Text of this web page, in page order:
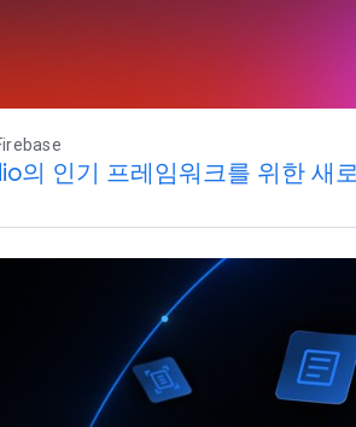
의 인기 프레임워크를 위한 새